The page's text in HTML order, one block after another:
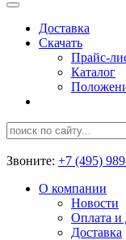
Доставка
Скачать
Прайс-
Каталог
Звоните: +7 (495)
О компании
Новости
Оплата и
Доставка